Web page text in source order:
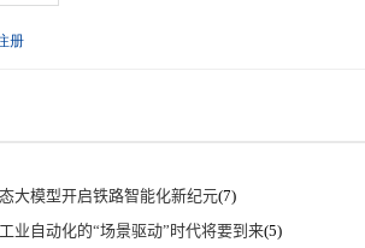
大模型开启铁路智能化新纪元(7)
业自动化的“场景驱动”时代将要到来(5)